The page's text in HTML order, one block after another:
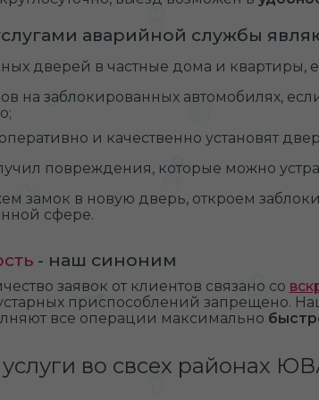
аварийной службы
дверей в частные дома и квартиры,
на заблокированных автомобилях,
и качественно установят
повреждения, которые можно
замок в новую дверь, откроем
сфере.
- наш синоним
заявок от клиентов связано со
приспособлений запрещено.
все операции максимально
во свсех районах